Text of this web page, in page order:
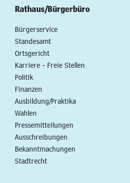
Rathaus/Bürgerbüro
Bürgerservice
Standesamt
Ortsgericht
Karriere - Freie Stellen
Politik
Finanzen
Ausbildung/Praktika
Wahlen
Pressemitteilungen
Ausschreibungen
Bekanntmachungen
Stadtrecht